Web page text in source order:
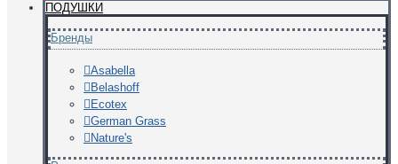
ПОДУШКИ
Бренды
Asabella
Belashoff
Ecotex
German Grass
Nature's